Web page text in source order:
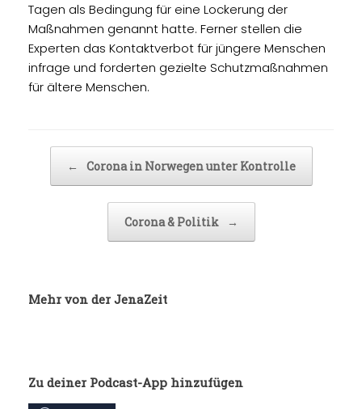
Tagen als Bedingung für eine Lockerung der
Maßnahmen genannt hatte. Ferner stellen die
Experten das Kontaktverbot für jüngere Menschen
infrage und forderten gezielte Schutzmaßnahmen
für ältere Menschen.
← Corona in Norwegen unter Kontrolle
Corona & Politik →
Mehr von der JenaZeit
Zu deiner Podcast-App hinzufügen